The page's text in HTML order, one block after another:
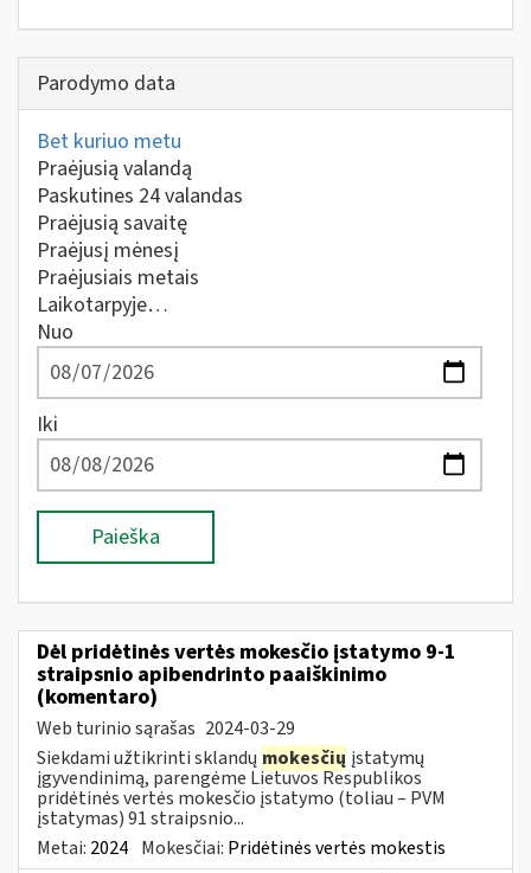
Parodymo data
Bet kuriuo metu
Praėjusią valandą
Paskutines 24 valandas
Praėjusią savaitę
Praėjusį mėnesį
Praėjusiais metais
Laikotarpyje…
Nuo
Iki
Paieška
Dėl pridėtinės vertės mokesčio įstatymo 9-1
straipsnio apibendrinto paaiškinimo
(komentaro)
Web turinio sąrašas 2024-03-29
Siekdami užtikrinti sklandų mokesčių įstatymų
įgyvendinimą, parengėme Lietuvos Respublikos
pridėtinės vertės mokesčio įstatymo (toliau – PVM
įstatymas) 91 straipsnio...
Metai: 2024 Mokesčiai: Pridėtinės vertės mokestis